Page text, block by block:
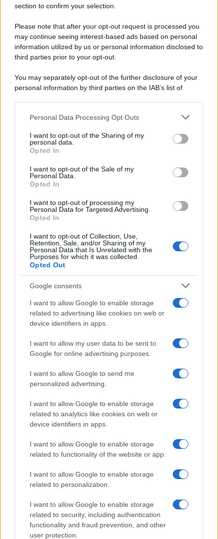
section to confirm your selection.
Please note that after your opt-out request is processed you
may continue seeing interest-based ads based on personal
information utilized by us or personal information disclosed to
third parties prior to your opt-out.
You may separately opt-out of the further disclosure of your
personal information by third parties on the IAB’s list of
This information may also be disclosed by us to third parties
disclose it to other third parties.
Please note that this website/app uses one or more Google
services and may gather and store information including but
not limited to your visit or usage behaviour. You may click to
grant or deny consent to Google and its third-party tags to
consent section.
Personal Data Processing Opt Outs
I want to opt-out of the Sharing of my
personal data.
Opted In
I want to opt-out of the Sale of my
Personal Data.
Opted In
I want to opt-out of processing my
Personal Data for Targeted Advertising.
Opted In
I want to opt-out of Collection, Use,
Retention, Sale, and/or Sharing of my
Personal Data that Is Unrelated with the
Purposes for which it was collected.
Opted Out
Google consents
I want to allow Google to enable storage
related to advertising like cookies on web or
device identifiers in apps.
I want to allow my user data to be sent to
Google for online advertising purposes.
I want to allow Google to send me
personalized advertising.
I want to allow Google to enable storage
related to analytics like cookies on web or
device identifiers in apps.
I want to allow Google to enable storage
related to functionality of the website or app.
I want to allow Google to enable storage
related to personalization.
I want to allow Google to enable storage
related to security, including authentication
functionality and fraud prevention, and other
user protection.
Scoop Mag
Motors Magazine 365
Day Travel 365
Home Magazine 365
SecondHomeMagazine
Francia
InvestirMag
Germania
News Hub UK
Lgbtq News
Olanda
Investeren 24
NL Newz